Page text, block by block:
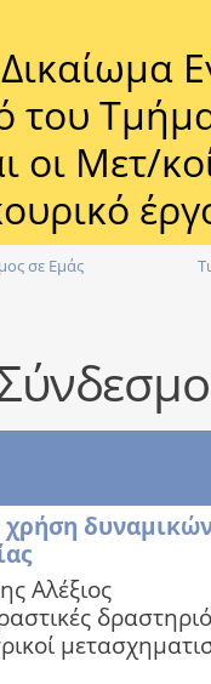
Δικαίωμα
του
οι Μετ/
σε Εμάς
χρήση
Αλέξιος